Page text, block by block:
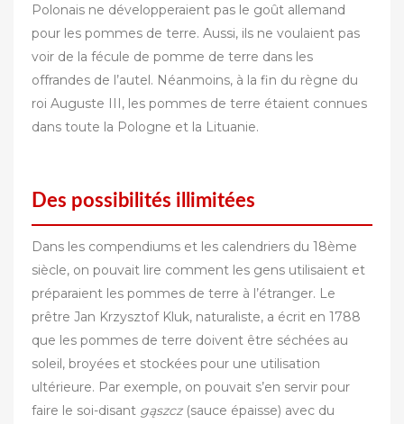
Polonais ne développeraient pas le goût allemand
pour les pommes de terre. Aussi, ils ne voulaient pas
voir de la fécule de pomme de terre dans les
offrandes de l’autel.‎‎ ‎‎Néanmoins, à la fin du règne du
roi Auguste III, les pommes de terre étaient connues
dans toute la Pologne et la Lituanie.‎
Des possibilités illimitées
Dans les compendiums et les calendriers du 18ème
siècle, on pouvait lire comment les gens utilisaient et
préparaient les pommes de terre à l’étranger. Le
prêtre Jan Krzysztof Kluk, naturaliste, a écrit en 1788
que les pommes de terre doivent être séchées au
soleil, broyées et stockées pour une utilisation
ultérieure. Par exemple, on pouvait s’en servir pour
faire le soi-disant ‎‎ gąszcz‎‎(sauce épaisse) avec du